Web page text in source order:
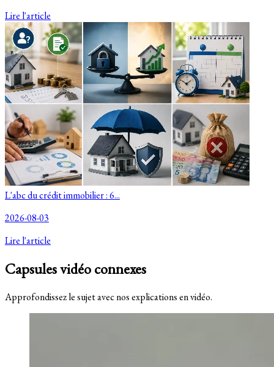
Lire l'article
L'abc du crédit immobilier : 6...
2026-08-03
Lire l'article
Capsules vidéo connexes
Approfondissez le sujet avec nos explications en vidéo.